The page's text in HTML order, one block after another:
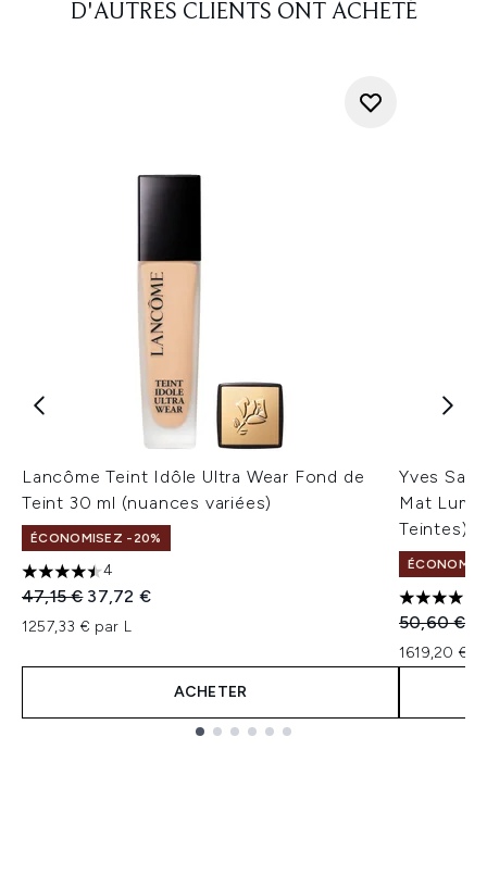
D'AUTRES CLIENTS ONT ACHETÉ
Lancôme Teint Idôle Ultra Wear Fond de
Teint 30 ml (nuances variées)
ÉCONOMISEZ -20%
4.5 étoiles sur un maximum de 5
4
Prix de vente :
47,15 € Prix ​​actuel :
37,72 €
1257,33 € par L
ACHETER
Yves
Mat
Teintes)
4 étoiles
Prix de
50,60 €
1619,20 €